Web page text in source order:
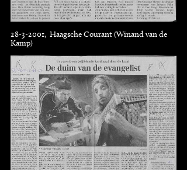
28-3-2001, Haagsche Courant (Winand van de
Kamp)